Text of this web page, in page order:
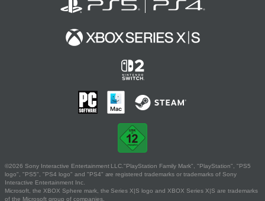
©2026 Sony Interactive Entertainment LLC."PlayStation Family Mark", "PlayStation", "PS5
logo", "PS5", "PS4 logo" and "PS4" are registered trademarks or trademarks of Sony
Interactive Entertainment Inc.
Microsoft, the XBOX Sphere mark, the Series X|S logo and XBOX Series X|S are trademarks
of the Microsoft group of companies.